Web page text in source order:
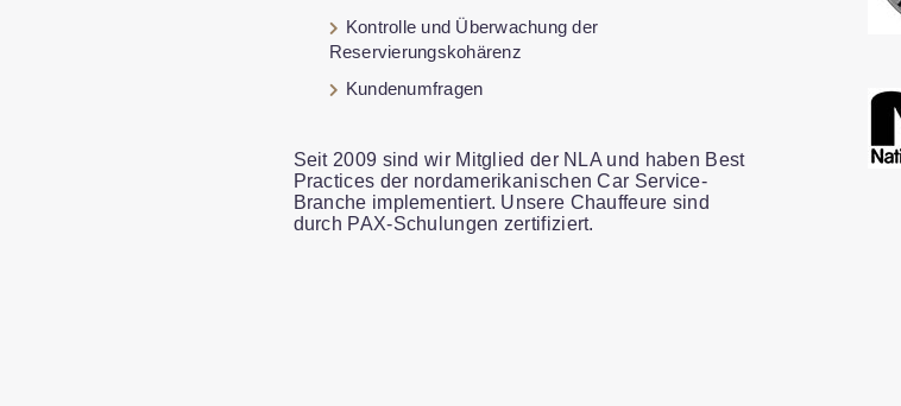
Kontrolle und Überwachung der
Reservierungskohärenz
Kundenumfragen
Seit 2009 sind wir Mitglied der NLA und haben Best
Practices der nordamerikanischen Car Service-
Branche implementiert. Unsere Chauffeure sind
durch PAX-Schulungen zertifiziert.